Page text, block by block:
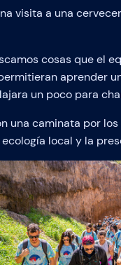
visita a una
cosas que el
aprender
un poco para
una caminata por
local y la